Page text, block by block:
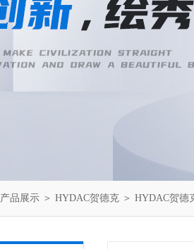
产品展示 ＞ HYDAC贺德克 ＞ HYDAC贺德